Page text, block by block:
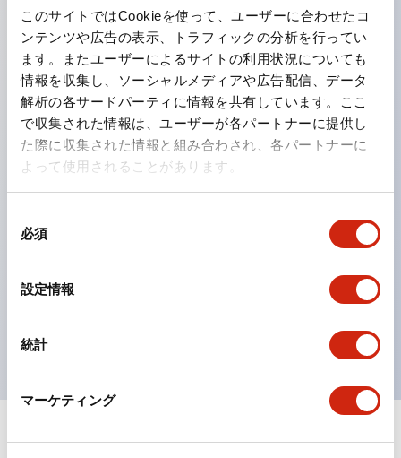
このサイトではCookieを使って、ユーザーに合わせたコ
ンテンツや広告の表示、トラフィックの分析を行ってい
ます。またユーザーによるサイトの利用状況についても
情報を収集し、ソーシャルメディアや広告配信、データ
解析の各サードパーティに情報を共有しています。ここ
で収集された情報は、ユーザーが各パートナーに提供し
た際に収集された情報と組み合わされ、各パートナーに
よって使用されることがあります。
必須
設定情報
統計
マーケティング
予定
パネルへの取付強度が要求される用途や北米向け機械な
どに適した亜鉛ダイカストタイプ
フィンガープロテクション構造、ねじアップ端子構造、
保護構造IP20に対応したHW-U形コンタクトブロック
を搭載。
高電圧タイプのLED球が搭載可能になり、ダイレクト
タイプの定格使用電圧が最大240Vまで対応可能になり
ました。
ひとつで6色の役をこなすLED球（LSRD球）。これま
で色ごとに分かれていたLED球を、1色のLED球で各色
UL、CSA、TÜV、CCC認証品。